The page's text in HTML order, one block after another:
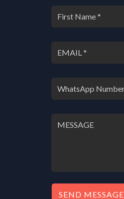
SEND MESSAGE